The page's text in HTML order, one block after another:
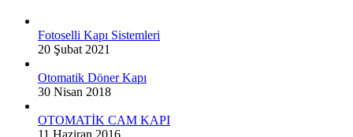
Fotoselli Kapı Sistemleri
20 Şubat 2021
Otomatik Döner Kapı
30 Nisan 2018
OTOMATİK CAM KAPI